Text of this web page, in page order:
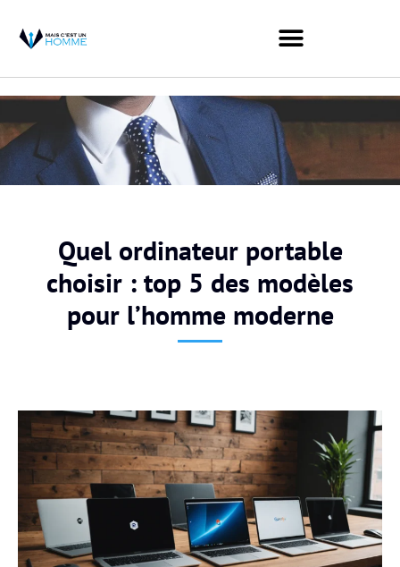
Quel ordinateur portable
choisir : top 5 des modèles
pour l’homme moderne